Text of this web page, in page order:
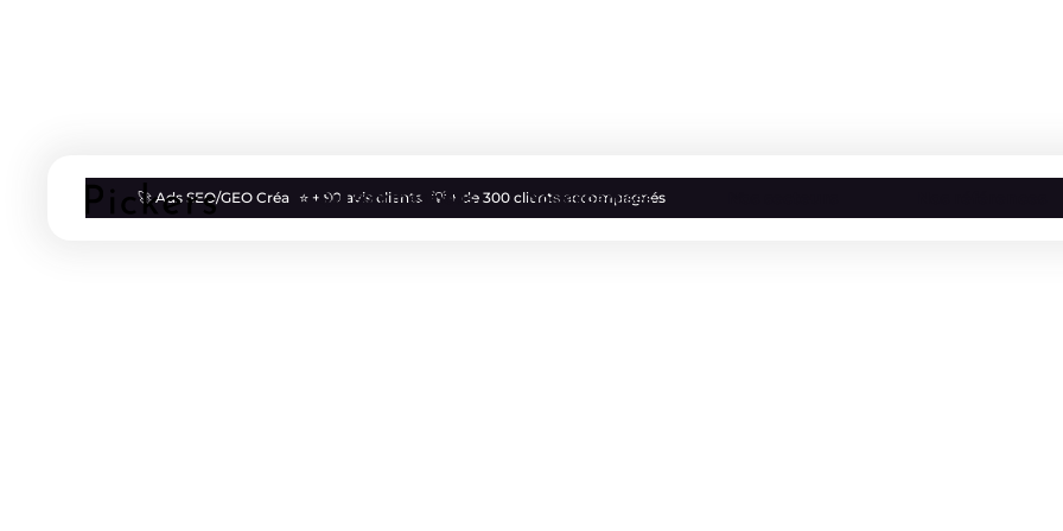
🚀 Ads SEO/GEO Créa ⭐ + 90 avis clients 💡 + de 300 clients accompagnés
Qui sommes nous Nos expertises
Blog IA